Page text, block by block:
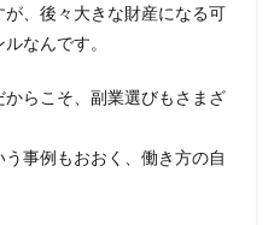
、後々大きな財産になる可
なんです。
らこそ、副業選びもさまざ
事例もおおく、働き方の自